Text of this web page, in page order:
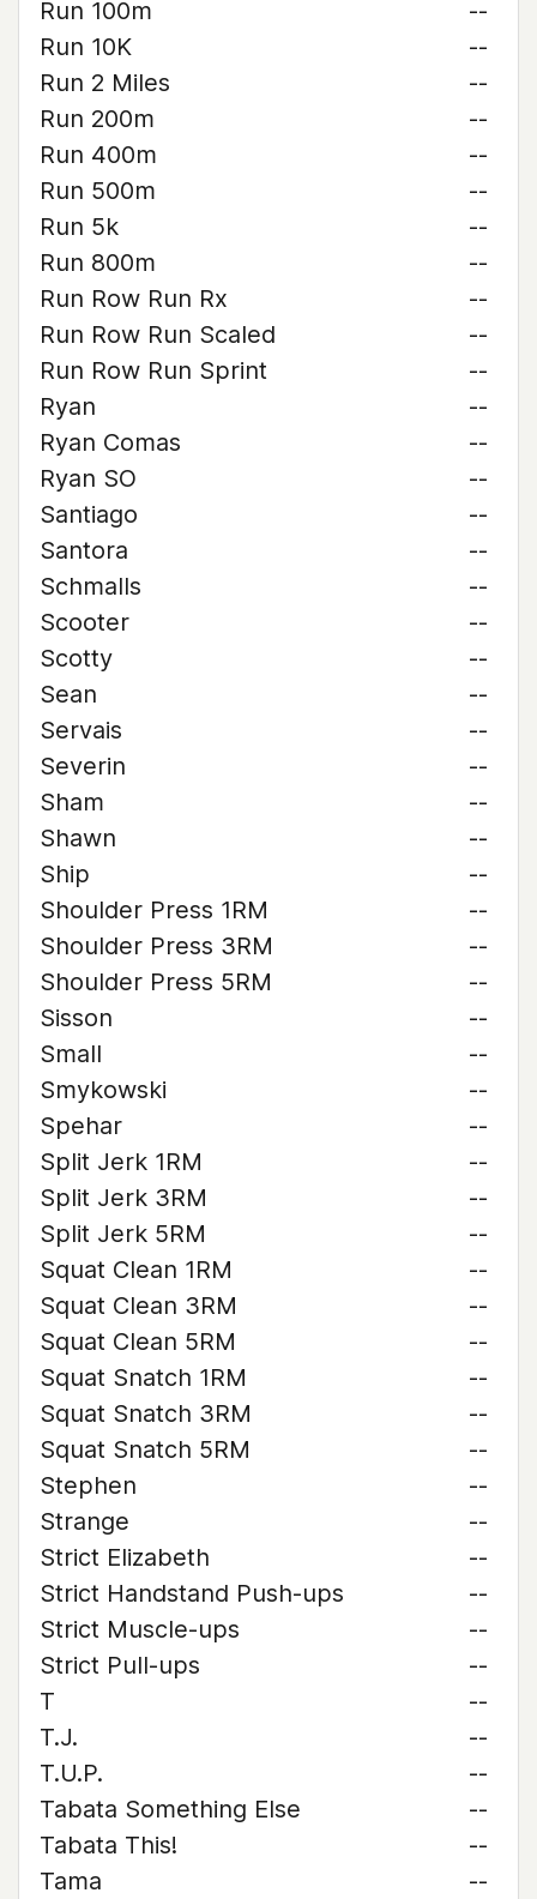
Run 100m
--
Run 10K
--
Run 2 Miles
--
Run 200m
--
Run 400m
--
Run 500m
--
Run 5k
--
Run 800m
--
Run Row Run Rx
--
Run Row Run Scaled
--
Run Row Run Sprint
--
Ryan
--
Ryan Comas
--
Ryan SO
--
Santiago
--
Santora
--
Schmalls
--
Scooter
--
Scotty
--
Sean
--
Servais
--
Severin
--
Sham
--
Shawn
--
Ship
--
Shoulder Press 1RM
--
Shoulder Press 3RM
--
Shoulder Press 5RM
--
Sisson
--
Small
--
Smykowski
--
Spehar
--
Split Jerk 1RM
--
Split Jerk 3RM
--
Split Jerk 5RM
--
Squat Clean 1RM
--
Squat Clean 3RM
--
Squat Clean 5RM
--
Squat Snatch 1RM
--
Squat Snatch 3RM
--
Squat Snatch 5RM
--
Stephen
--
Strange
--
Strict Elizabeth
--
Strict Handstand Push-ups
--
Strict Muscle-ups
--
Strict Pull-ups
--
T
--
T.J.
--
T.U.P.
--
Tabata Something Else
--
Tabata This!
--
Tama
--